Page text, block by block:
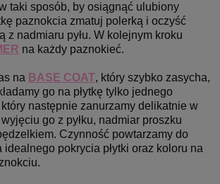
taki sposób, by osiągnąć ulubiony
paznokcia zmatuj polerką i oczyść
z nadmiaru pyłu. W kolejnym kroku
na każdy paznokieć.
na BASE COAT, który szybko zasycha,
go na płytkę tylko jednego
następnie zanurzamy delikatnie w
go z pyłku, nadmiar proszku
Czynność powtarzamy do
idealnego pokrycia płytki oraz koloru na